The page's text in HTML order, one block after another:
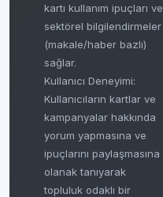
kartı kullanım ipuçları ve
sektörel bilgilendirmeler
(makale/haber bazlı)
sağlar.
Kullanıcı Deneyimi:
Kullanıcıların kartlar ve
kampanyalar hakkında
yorum yapmasına ve
ipuçlarını paylaşmasına
olanak tanıyarak
topluluk odaklı bir